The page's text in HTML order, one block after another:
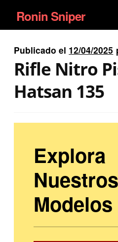
Ir
a
la
navegación
Ir
al
contenido
Ronin Sniper
EQUIPAMIENTO ÉLITE
Publicado el 12/04/2025
Rifle Nitro
Hatsan 135
Explora
Nuestros
Modelos